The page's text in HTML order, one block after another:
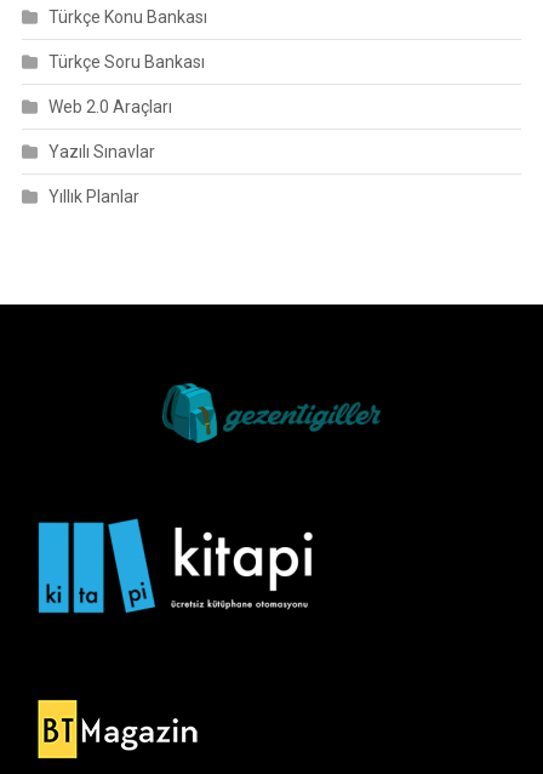
Türkçe Konu Bankası
Türkçe Soru Bankası
Web 2.0 Araçları
Yazılı Sınavlar
Yıllık Planlar